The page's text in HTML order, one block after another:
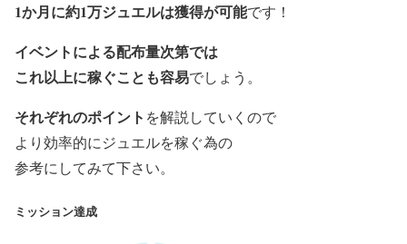
1か月に約1万ジュエルは獲得が可能です！
イベントによる配布量次第では
これ以上に稼ぐことも容易でしょう。
それぞれのポイント を解説していくので
より効率的にジュエルを稼ぐ為の
参考にしてみて下さい。
ミッション達成